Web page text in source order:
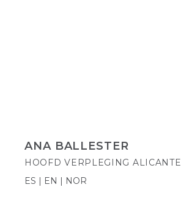
ANA BALLESTER
HOOFD VERPLEGING ALICANTE
ES | EN | NOR